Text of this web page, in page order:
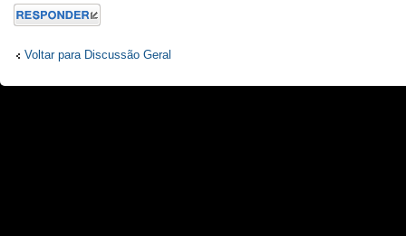
Responder
Voltar para Discussão Geral